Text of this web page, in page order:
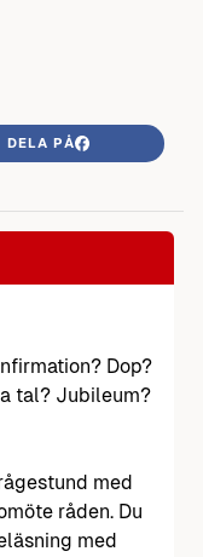
DELA PÅ
Dop?
tal? Jubileum?
med
råden. Du
med